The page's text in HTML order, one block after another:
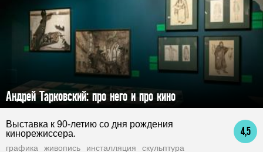
Андрей Тарковский: про него и про кино
4,5
Выставка к 90-летию со дня рождения
кинорежиссера.
графика живопись инсталляция
скульптура